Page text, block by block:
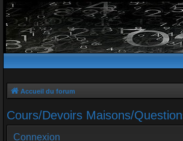
Accueil du forum
Cours/Devoirs Maisons/
Connexion